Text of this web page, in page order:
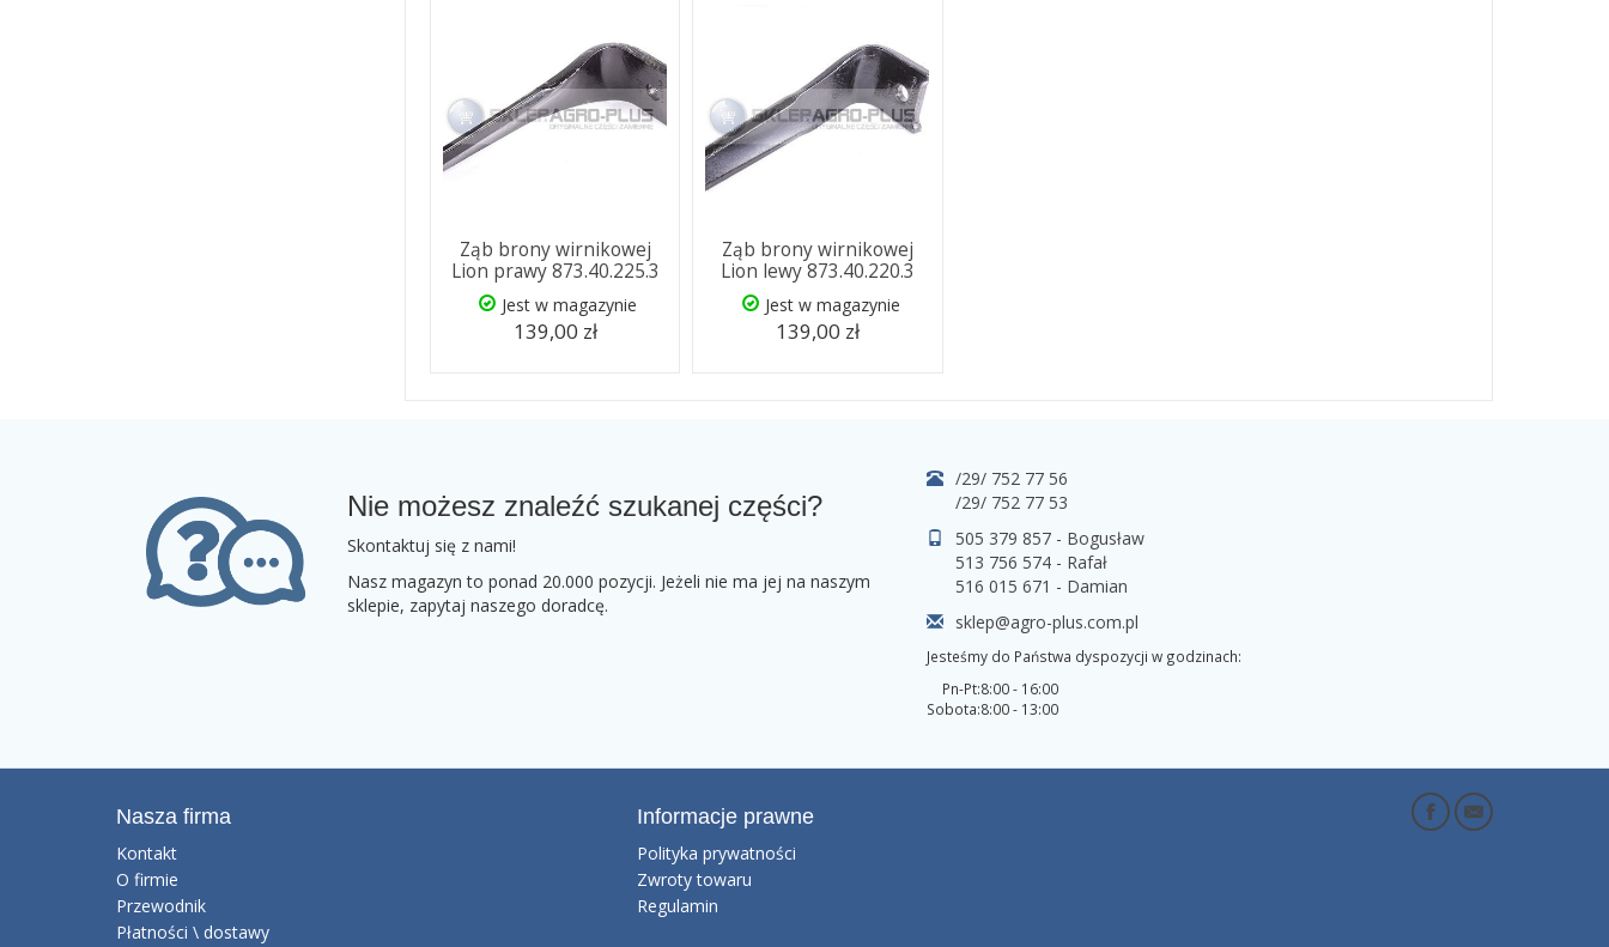
Ząb brony wirnikowej
Lion prawy 873.40.225.3
Jest w magazynie
139,00 zł
Ząb brony wirnikowej
Lion lewy 873.40.220.3
Jest w magazynie
139,00 zł
Nie możesz znaleźć szukanej części?
Skontaktuj się z nami!
Nasz magazyn to ponad 20.000 pozycji. Jeżeli nie ma jej na naszym
sklepie, zapytaj naszego doradcę.
/29/ 752 77 56
/29/ 752 77 53
505 379 857 - Bogusław
513 756 574 - Rafał
516 015 671 - Damian
sklep@agro-plus.com.pl
Jesteśmy do Państwa dyspozycji w godzinach:
Pn-Pt:
Sobota:
8:00 - 16:00
8:00 - 13:00
Nasza firma
Kontakt
O firmie
Przewodnik
Płatności \ dostawy
Informacje prawne
Polityka prywatności
Zwroty towaru
Regulamin